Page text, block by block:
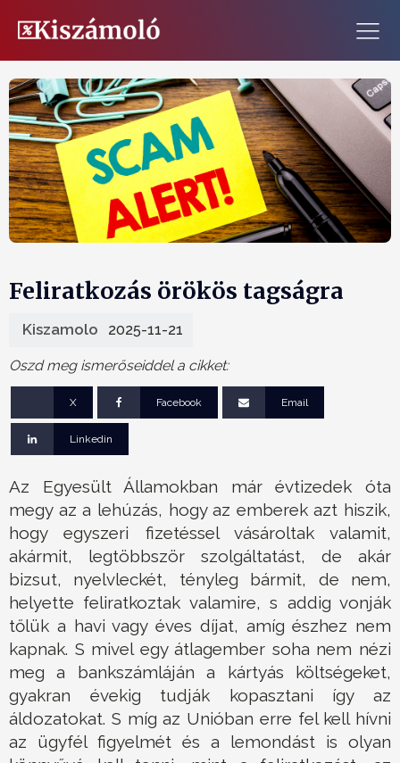
Feliratkozás örökös tagságra
Kiszamolo 2025-11-21
Oszd meg ismerőseiddel a cikket:
X Facebook Email
Linkedin
Az Egyesült Államokban már évtizedek óta
megy az a lehúzás, hogy az emberek azt hiszik,
hogy egyszeri fizetéssel vásároltak valamit,
akármit, legtöbbször szolgáltatást, de akár
bizsut, nyelvleckét, tényleg bármit, de nem,
helyette feliratkoztak valamire, s addig vonják
tőlük a havi vagy éves díjat, amíg észhez nem
kapnak. S mivel egy átlagember soha nem nézi
meg a bankszámláján a kártyás költségeket,
gyakran évekig tudják kopasztani így az
áldozatokat. S míg az Unióban erre fel kell hívni
az ügyfél figyelmét és a lemondást is olyan